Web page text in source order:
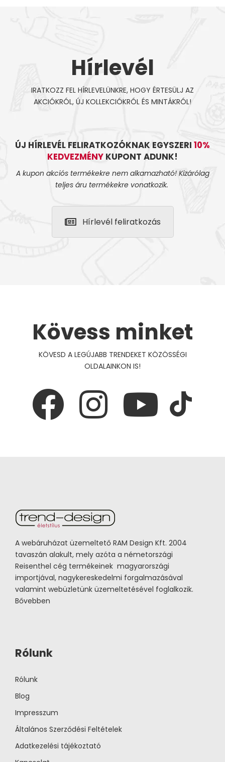
Hírlevél
IRATKOZZ FEL HÍRLEVELÜNKRE, HOGY ÉRTESÜLJ AZ
AKCIÓKRÓL, ÚJ KOLLEKCIÓKRÓL ÉS MINTÁKRÓL!
ÚJ HÍRLEVÉL FELIRATKOZÓKNAK EGYSZERI 10%
KEDVEZMÉNY KUPONT ADUNK!
A kupon akciós termékekre nem alkamazható! Kizárólag
teljes áru termékekre vonatkozik.
Hírlevél feliratkozás
Kövess minket
KÖVESD A LEGÚJABB TRENDEKET KÖZÖSSÉGI
OLDALAINKON IS!
A webáruházat üzemeltető RAM Design Kft. 2004
tavaszán alakult, mely azóta a németországi
Reisenthel cég termékeinek magyarországi
importjával, nagykereskedelmi forgalmazásával
valamint webüzletünk üzemeltetésével foglalkozik.
Bővebben
Rólunk
Rólunk
Blog
Impresszum
Általános Szerződési Feltételek
Adatkezelési tájékoztató